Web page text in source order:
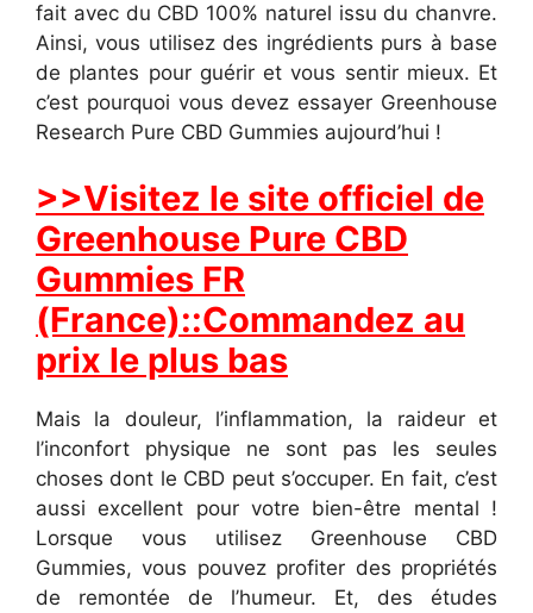
fait avec du CBD 100% naturel issu du chanvre.
Ainsi, vous utilisez des ingrédients purs à base
de plantes pour guérir et vous sentir mieux. Et
c’est pourquoi vous devez essayer Greenhouse
Research Pure CBD Gummies aujourd’hui !
>>Visitez le site officiel de
Greenhouse Pure CBD
Gummies FR
(France)::Commandez au
prix le plus bas
Mais la douleur, l’inflammation, la raideur et
l’inconfort physique ne sont pas les seules
choses dont le CBD peut s’occuper. En fait, c’est
aussi excellent pour votre bien-être mental !
Lorsque vous utilisez Greenhouse CBD
Gummies, vous pouvez profiter des propriétés
de remontée de l’humeur. Et, des études